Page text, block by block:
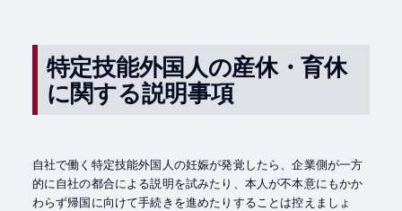
特定技能外国人の産休・育休
に関する説明事項
自社で働く特定技能外国人の妊娠が発覚したら、企業側が一方
的に自社の都合による説明を試みたり、本人が不本意にもかか
わらず帰国に向けて手続きを進めたりすることは控えましょ